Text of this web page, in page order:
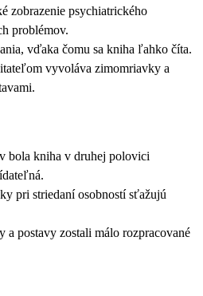
zobrazenie psychiatrického
problémov.
vďaka čomu sa kniha ľahko číta.
vyvoláva zimomriavky a
bola kniha v druhej polovici
pri striedaní osobností sťažujú
a postavy zostali málo rozpracované